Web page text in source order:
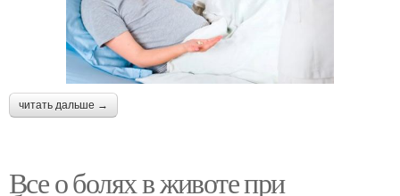
читать дальше →
Все о болях в животе при